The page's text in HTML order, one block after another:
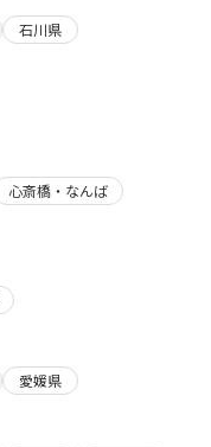
石川県
心斎橋・なんば
愛媛県